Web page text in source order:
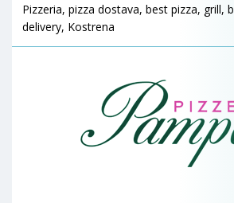
Pizzeria, pizza dostava, best pizza, grill,
delivery, Kostrena